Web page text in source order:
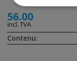
56.00
incl. TVA
Contenu: